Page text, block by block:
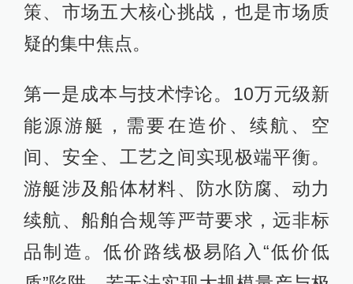
策、市场五大核心挑战，也是市场质
疑的集中焦点。
第一是成本与技术悖论。10万元级新
能源游艇，需要在造价、续航、空
间、安全、工艺之间实现极端平衡。
游艇涉及船体材料、防水防腐、动力
续航、船舶合规等严苛要求，远非标
品制造。低价路线极易陷入“低价低